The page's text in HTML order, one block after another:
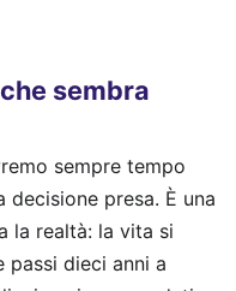
sembra
sempre tempo
decisione presa. È una
la realtà: la vita si
passi dieci anni a